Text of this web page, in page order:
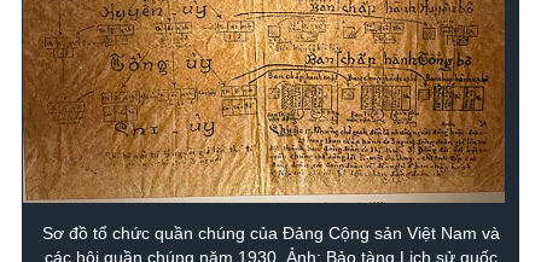
Sơ đồ tổ chức quần chúng của Đảng Cộng sản Việt Nam và
các hội quần chúng năm 1930. Ảnh: Bảo tàng Lịch sử quốc